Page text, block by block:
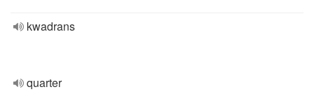
kwadrans
quarter